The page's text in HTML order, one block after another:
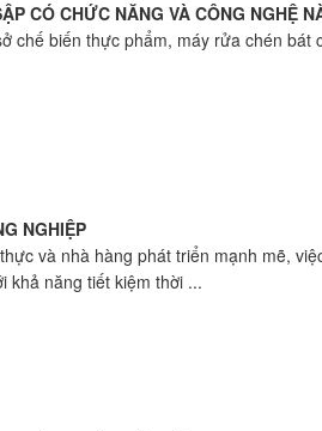
CÓ CHỨC NĂNG VÀ CÔNG NGHỆ
chế biến thực phẩm, máy rửa chén bát
NGHIỆP
và nhà hàng phát triển mạnh mẽ,
khả năng tiết kiệm thời ...